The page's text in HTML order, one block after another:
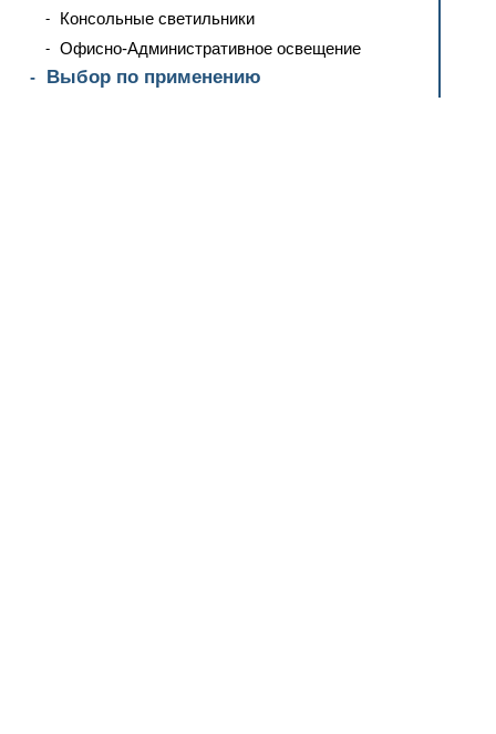
Консольные светильники
Офисно-Административное освещение
Выбор по применению